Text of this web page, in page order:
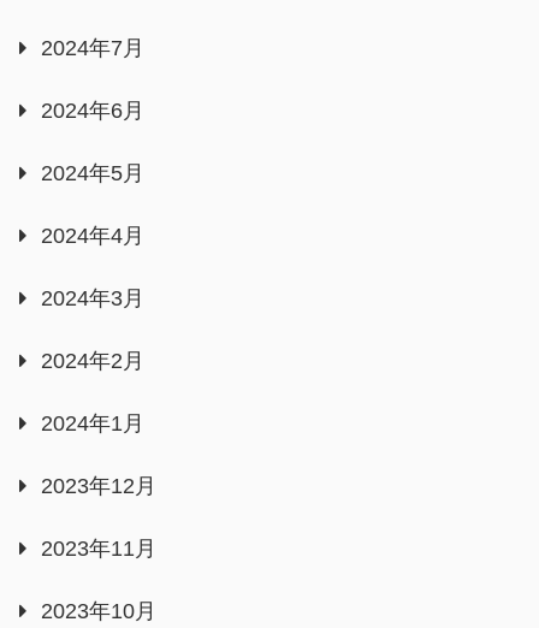
2024年7月
2024年6月
2024年5月
2024年4月
2024年3月
2024年2月
2024年1月
2023年12月
2023年11月
2023年10月